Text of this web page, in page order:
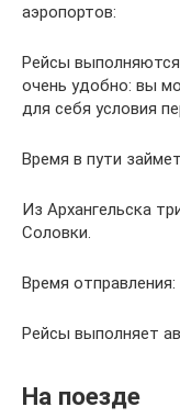
аэропортов:
Рейсы
очень удобно: вы
для себя условия
Время в пути
Из Архангельска
Соловки.
Время
Рейсы выполняет
На поезде